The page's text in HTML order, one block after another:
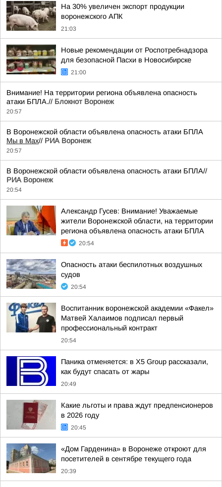
На 30% увеличен экспорт продукции
воронежского АПК
21:03
Новые рекомендации от Роспотребнадзора
для безопасной Пасхи в Новосибирске
21:00
Внимание! На территории региона объявлена опасность
атаки БПЛА.// Блокнот Воронеж
20:57
В Воронежской области объявлена опасность атаки БПЛА
Мы в Мах// РИА Воронеж
20:57
В Воронежской области объявлена опасность атаки БПЛА//
РИА Воронеж
20:54
Александр Гусев: Внимание! Уважаемые
жители Воронежской области, на территории
региона объявлена опасность атаки БПЛА
20:54
Опасность атаки беспилотных воздушных
судов
20:54
Воспитанник воронежской академии «Факел»
Матвей Халаимов подписал первый
профессиональный контракт
20:54
Паника отменяется: в X5 Group рассказали,
как будут спасать от жары
20:49
Какие льготы и права ждут предпенсионеров
в 2026 году
20:45
«Дом Гарденина» в Воронеже откроют для
посетителей в сентябре текущего года
20:39